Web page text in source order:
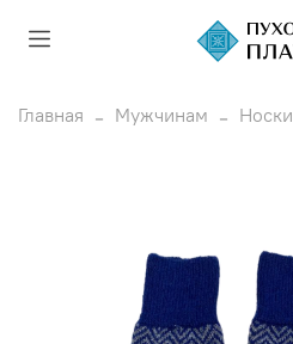
Главная Мужчинам Носки